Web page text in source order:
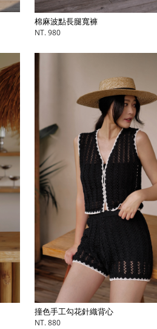
棉麻波點長腿寬褲
NT. 980
撞色手工勾花針織背心
NT. 880